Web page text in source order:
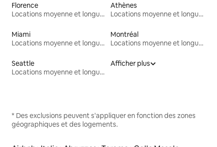
Florence
Locations moyenne et longue durée
Athènes
Locations moyenne et longue durée
Miami
Locations moyenne et longue durée
Montréal
Locations moyenne et longue durée
Seattle
Locations moyenne et longue durée
Afficher plus
* Des exclusions peuvent s'appliquer en fonction des zones
géographiques et des logements.